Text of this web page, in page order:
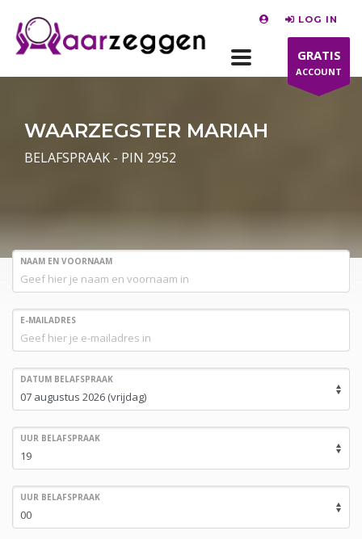
LOG IN
GRATIS
ACCOUNT
WAARZEGSTER MARIAH
BELAFSPRAAK - PIN 2952
NAAM EN VOORNAAM
E-MAILADRES
DATUM BELAFSPRAAK
UUR BELAFSPRAAK
UUR BELAFSPRAAK